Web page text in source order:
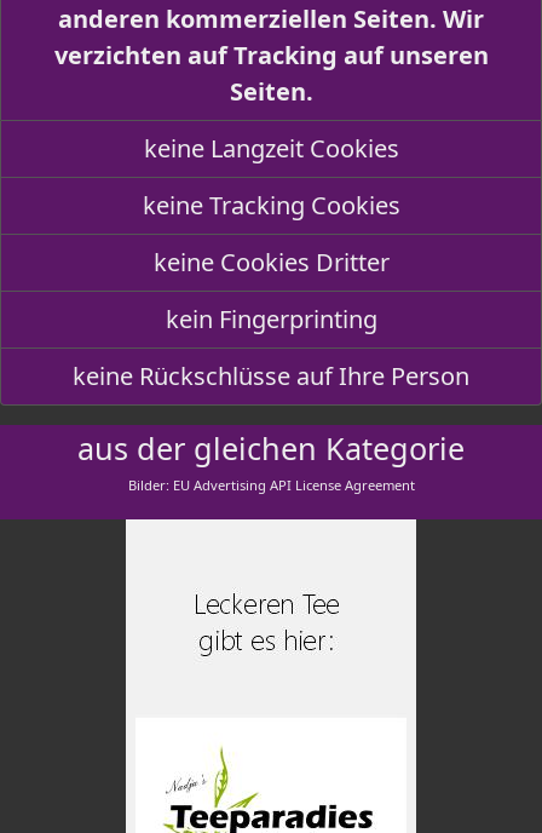
anderen kommerziellen Seiten. Wir
verzichten auf Tracking auf unseren
Seiten.
keine Langzeit Cookies
keine Tracking Cookies
keine Cookies Dritter
kein Fingerprinting
keine Rückschlüsse auf Ihre Person
aus der gleichen Kategorie
Bilder: EU Advertising API License Agreement